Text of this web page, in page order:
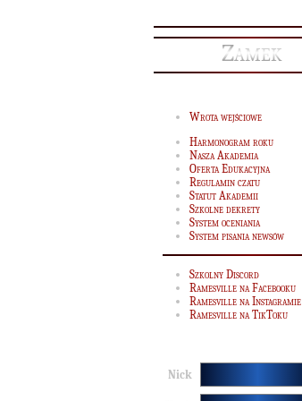
Zamek
Wrota wejściowe
Harmonogram roku
Nasza Akademia
Oferta Edukacyjna
Regulamin czatu
Statut Akademii
Szkolne dekrety
System oceniania
System pisania newsów
Szkolny Discord
Ramesville na Facebooku
Ramesville na Instagramie
Ramesville na TikToku
Nick